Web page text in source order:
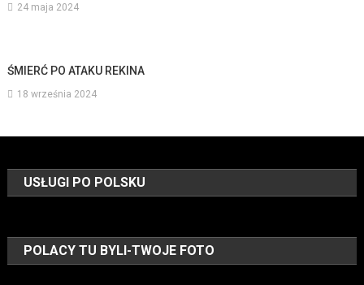
24 maja 2024
ŚMIERĆ PO ATAKU REKINA
18 września 2024
USŁUGI PO POLSKU
POLACY TU BYLI-TWOJE FOTO